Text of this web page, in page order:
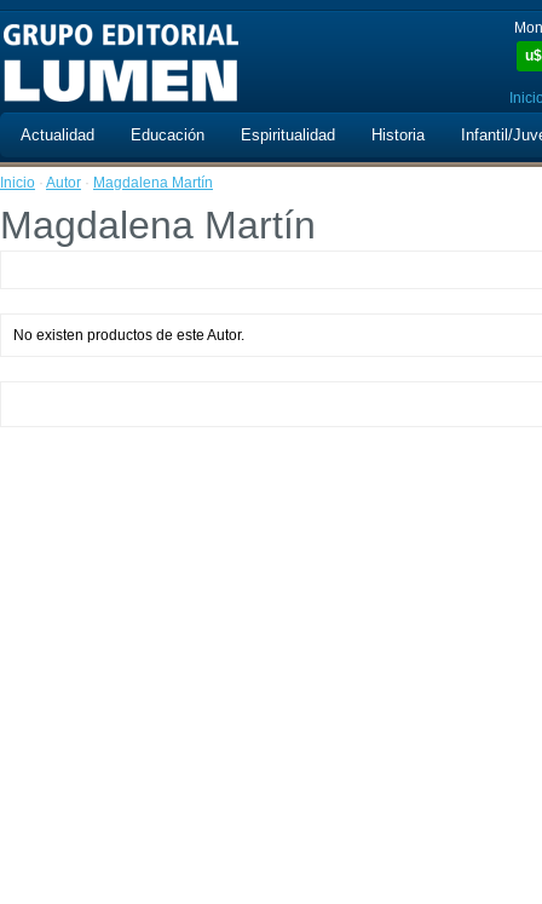
u$
Actualidad Educación Espiritualidad Historia Infantil/
Inicio · Autor · Magdalena Martín
Magdalena Martín
No existen productos de este Autor.